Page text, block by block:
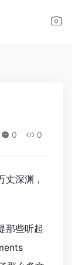
0 0
深渊，
那些听起